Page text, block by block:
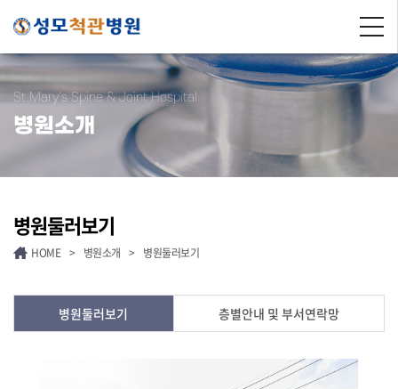
St.Mary's Spine & Joint Hospital
병원소개
병원둘러보기
HOME > 병원소개 > 병원둘러보기
병원둘러보기 층별안내 및 부서연락망